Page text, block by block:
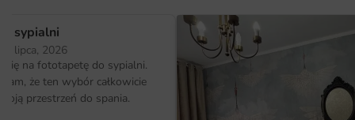
Wzór nadaje się świetnie do salonu – tworzy spójne tło
dla łóżka, kanapy czy komody. W zależności od ustawienia
może być dyskretnym dopełnieniem albo wyrazistym
sercem aranżacji. Sprawdź
więcej propozycji w tej
sypialni
lipca, 2026
się na fototapetę do sypialni.
że ten wybór całkowicie
przestrzeń do spania.